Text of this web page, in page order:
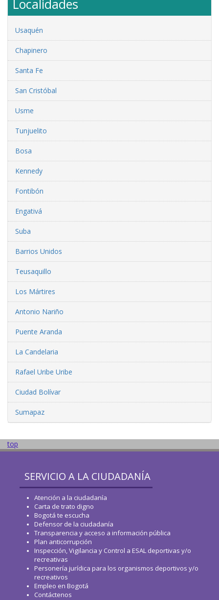
Localidades
Usaquén
Chapinero
Santa Fe
San Cristóbal
Usme
Tunjuelito
Bosa
Kennedy
Fontibón
Engativá
Suba
Barrios Unidos
Teusaquillo
Los Mártires
Antonio Nariño
Puente Aranda
La Candelaria
Rafael Uribe Uribe
Ciudad Bolívar
Sumapaz
top
SERVICIO A LA CIUDADANÍA
Atención a la ciudadanía
Carta de trato digno
Bogotá te escucha
Defensor de la ciudadanía
Transparencia y acceso a información pública
Plan anticorrupción
Inspección, Vigilancia y Control a ESAL deportivas y/o
recreativas
Personería jurídica para los organismos deportivos y/o
recreativos
Empleo en Bogotá
Contáctenos